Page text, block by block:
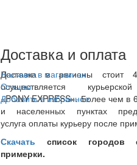
Доставка и оплата
Доставка в регионы стоит
осуществляется
«PONY EXPRESS». Более чем в
и населенных пунктах
услуга оплаты курьеру после
Скачать список городов
примерки.
Наличие в магазинах
Отзывы
Добавить в избранное